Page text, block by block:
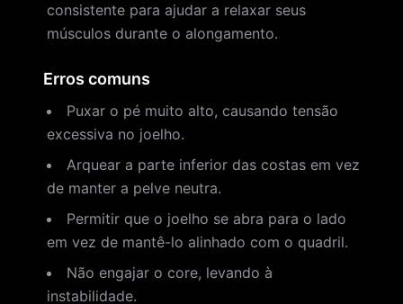
consistente para ajudar a relaxar seus
músculos durante o alongamento.
Erros comuns
Puxar o pé muito alto, causando tensão
excessiva no joelho.
Arquear a parte inferior das costas em vez
de manter a pelve neutra.
Permitir que o joelho se abra para o lado
em vez de mantê-lo alinhado com o quadril.
Não engajar o core, levando à
instabilidade.